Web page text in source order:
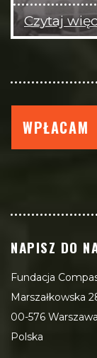
Czytaj
WPŁACAM
NAPISZ DO
Fundacja
Marszałkowska
00-576 Warszawa
Polska